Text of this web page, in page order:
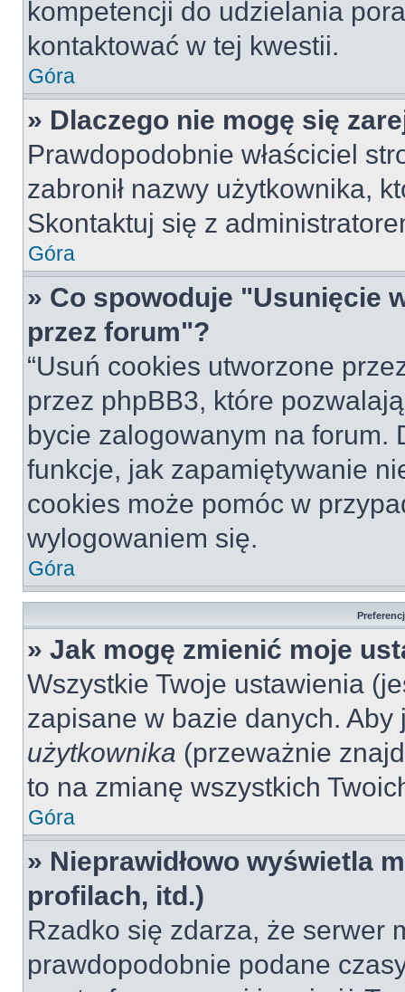
kompetencji do udzielania
kontaktować w tej kwestii.
Góra
» Dlaczego nie mogę się
Prawdopodobnie właściciel
zabronił nazwy użytkownika,
Skontaktuj się z
Góra
» Co spowoduje "Usunięcie
przez forum"?
“Usuń cookies utworzone
przez phpBB3, które
bycie zalogowanym na forum.
funkcje, jak zapamiętywanie
cookies może pomóc w
wylogowaniem się.
Góra
» Jak mogę zmienić moje
Wszystkie Twoje ustawienia
zapisane w bazie danych.
użytkownika (przeważnie
to na zmianę wszystkich
Góra
» Nieprawidłowo wyświetla
profilach, itd.)
Rzadko się zdarza, że serwer
prawdopodobnie podane